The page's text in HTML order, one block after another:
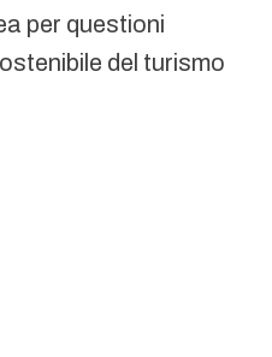
per questioni
del turismo